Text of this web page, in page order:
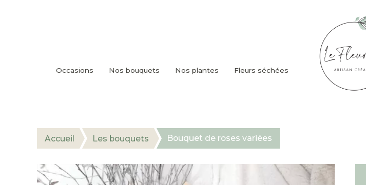
Occasions Nos bouquets Nos plantes Fleurs séchées
Accueil Les bouquets Bouquet de roses variées